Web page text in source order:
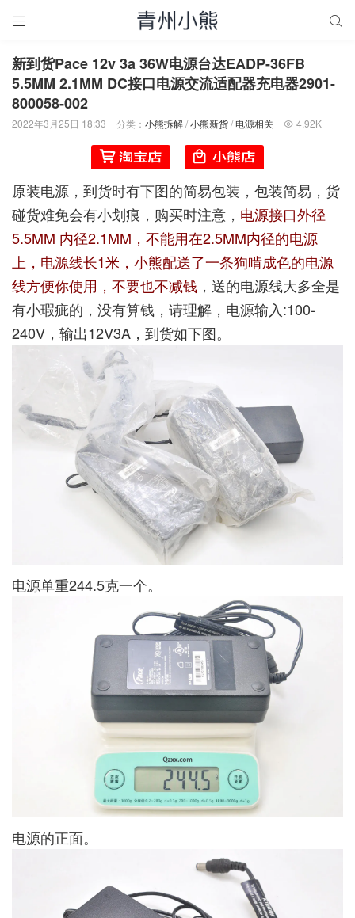
 
新到货Pace 12v 3a 36W电源台达EADP-36FB
5.5MM 2.1MM DC接口电源交流适配器充电器2901-
800058-002
2022年3月25日 18:33 分类： 小熊拆解/小熊新货/ 电源相关  4.92K
原装电源，到货时有下图的简易包装，包装简易，货
碰货难免会有小划痕，购买时注意， 电源接口外径
5.5MM 内径2.1MM，不能用在2.5MM内径的电源
上，电源线长1米，小熊配送了一条狗啃成色的电源
线方便你使用，不要也不减钱 ，送的电源线大多全是
有小瑕疵的，没有算钱，请理解，电源输入:100-
240V，输出12V3A，到货如下图。
电源单重244.5克一个。
电源的正面。